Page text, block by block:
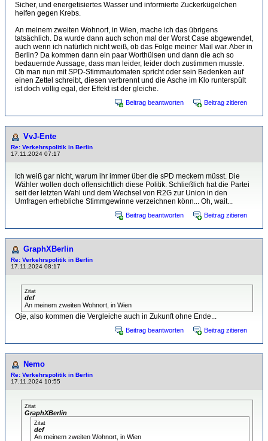
Sicher, und energetisiertes Wasser und informierte Zuckerkügelchen
helfen gegen Krebs.
An meinem zweiten Wohnort, in Wien, mache ich das übrigens
tatsächlich. Da wurde dann auch schon mal der Worst Case abgewendet,
auch wenn ich natürlich nicht weiß, ob das Folge meiner Mail war. Aber in
Berlin? Da kommen dann ein paar Worthülsen und dann die ach so
bedauernde Aussage, dass man leider, leider doch zustimmen musste.
Ob man nun mit SPD-Stimmautomaten spricht oder sein Bedenken auf
einen Zettel schreibt, diesen verbrennt und die Asche im Klo runterspült
ist doch völlig egal, der Effekt ist der gleiche.
Beitrag beantworten Beitrag zitieren
VvJ-Ente
Re: Verkehrspolitik in Berlin
17.11.2024 07:17
Ich weiß gar nicht, warum ihr immer über die sPD meckern müsst. Die
Wähler wollen doch offensichtlich diese Politik. Schließlich hat die Partei
seit der letzten Wahl und dem Wechsel von R2G zur Union in den
Umfragen erhebliche Stimmgewinne verzeichnen könn... Oh, wait...
Beitrag beantworten Beitrag zitieren
GraphXBerlin
Re: Verkehrspolitik in Berlin
17.11.2024 08:17
Zitat
def
An meinem zweiten Wohnort, in Wien
Oje, also kommen die Vergleiche auch in Zukunft ohne Ende...
Beitrag beantworten Beitrag zitieren
Nemo
Re: Verkehrspolitik in Berlin
17.11.2024 10:55
Zitat
GraphXBerlin
Zitat
def
An meinem zweiten Wohnort, in Wien